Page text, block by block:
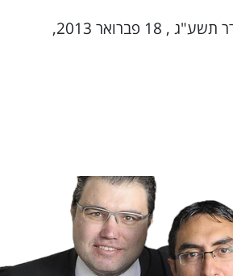
ניתנה היום, ח' אדר תשע"ג , 18 פברואר 2013,